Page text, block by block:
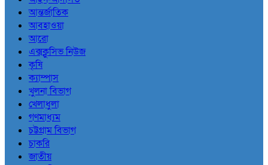
আন্তর্জাতিক
আবহাওয়া
আরো
এক্সক্লুসিভ নিউজ
কৃষি
ক্যাম্পাস
খুলনা বিভাগ
খেলাধুলা
গণমাধ্যম
চট্টগ্রাম বিভাগ
চাকরি
জাতীয়